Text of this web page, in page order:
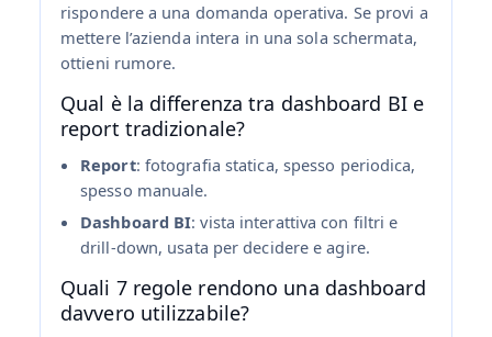
rispondere a una domanda operativa. Se provi a
mettere l’azienda intera in una sola schermata,
ottieni rumore.
Qual è la differenza tra dashboard BI e
report tradizionale?
Report: fotografia statica, spesso periodica,
spesso manuale.
Dashboard BI: vista interattiva con filtri e
drill‑down, usata per decidere e agire.
Quali 7 regole rendono una dashboard
davvero utilizzabile?